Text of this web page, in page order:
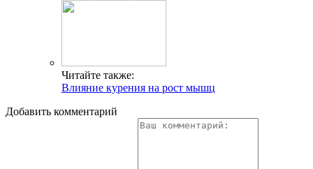
Читайте также:
Влияние курения на рост мышц
Добавить комментарий